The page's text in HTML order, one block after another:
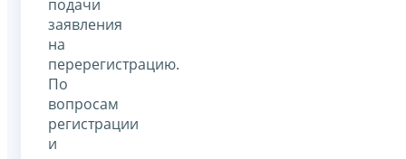
подачи
заявления
на
перерегистрацию.
По
вопросам
регистрации
и